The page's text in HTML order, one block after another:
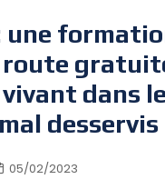
une
route
dans
desservis
05/02/2023